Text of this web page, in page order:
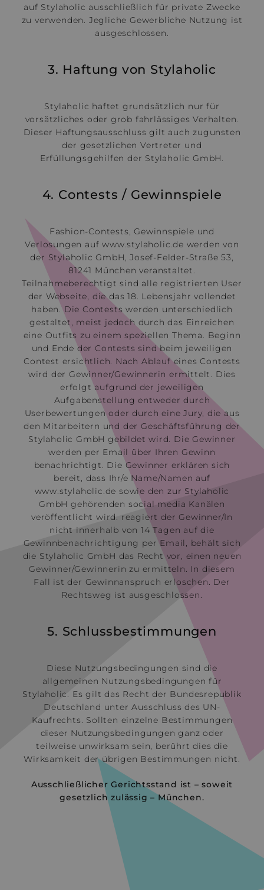
auf Stylaholic ausschließlich für private Zwecke
zu verwenden. Jegliche Gewerbliche Nutzung ist
ausgeschlossen.
3. Haftung von Stylaholic
Stylaholic haftet grundsätzlich nur für
vorsätzliches oder grob fahrlässiges Verhalten.
Dieser Haftungsausschluss gilt auch zugunsten
der gesetzlichen Vertreter und
Erfüllungsgehilfen der Stylaholic GmbH.
4. Contests / Gewinnspiele
Fashion-Contests, Gewinnspiele und
Verlosungen auf www.stylaholic.de werden von
der Stylaholic GmbH, Josef-Felder-Straße 53,
81241 München veranstaltet.
Teilnahmeberechtigt sind alle registrierten User
der Webseite, die das 18. Lebensjahr vollendet
haben. Die Contests werden unterschiedlich
gestaltet, meist jedoch durch das Einreichen
eine Outfits zu einem speziellen Thema. Beginn
und Ende der Contests sind beim jeweiligen
Contest ersichtlich. Nach Ablauf eines Contests
wird der Gewinner/Gewinnerin ermittelt. Dies
erfolgt aufgrund der jeweiligen
Aufgabenstellung entweder durch
Userbewertungen oder durch eine Jury, die aus
den Mitarbeitern und der Geschäftsführung der
Stylaholic GmbH gebildet wird. Die Gewinner
werden per Email über Ihren Gewinn
benachrichtigt. Die Gewinner erklären sich
bereit, dass Ihr/e Name/Namen auf
www.stylaholic.de sowie den zur Stylaholic
GmbH gehörenden social media Kanälen
veröffentlicht wird. reagiert der Gewinner/In
nicht innerhalb von 14 Tagen auf die
Gewinnbenachrichtigung per Email, behält sich
die Stylaholic GmbH das Recht vor, einen neuen
Gewinner/Gewinnerin zu ermitteln. In diesem
Fall ist der Gewinnanspruch erloschen. Der
Rechtsweg ist ausgeschlossen.
5. Schlussbestimmungen
Diese Nutzungsbedingungen sind die
allgemeinen Nutzungsbedingungen für
Stylaholic. Es gilt das Recht der Bundesrepublik
Deutschland unter Ausschluss des UN-
Kaufrechts. Sollten einzelne Bestimmungen
dieser Nutzungsbedingungen ganz oder
teilweise unwirksam sein, berührt dies die
Wirksamkeit der übrigen Bestimmungen nicht.
Ausschließlicher Gerichtsstand ist – soweit
gesetzlich zulässig – München.